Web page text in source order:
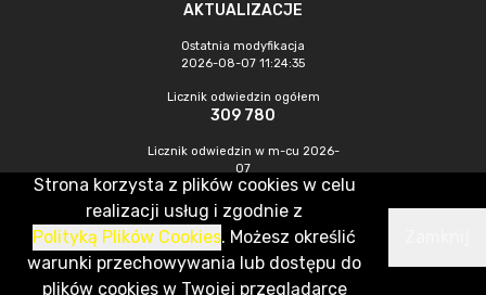
AKTUALIZACJE
Ostatnia modyfikacja
2026-08-07 11:24:35
Licznik odwiedzin ogółem
309 780
Licznik odwiedzin w m-cu 2026-
07
478
CMS & Hosting: Nefeni Sp. z o.o.
Strona korzysta z plików cookies w celu
realizacji usług i zgodnie z
Polityką Plików Cookies. Możesz określić
warunki przechowywania lub dostępu do
plików cookies w Twojej przeglądarce